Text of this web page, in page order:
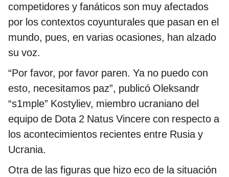
competidores y fanáticos son muy afectados
por los contextos coyunturales que pasan en el
mundo, pues, en varias ocasiones, han alzado
su voz.
“Por favor, por favor paren. Ya no puedo con
esto, necesitamos paz”, publicó Oleksandr
“s1mple” Kostyliev, miembro ucraniano del
equipo de Dota 2 Natus Vincere con respecto a
los acontecimientos recientes entre Rusia y
Ucrania.
Otra de las figuras que hizo eco de la situación